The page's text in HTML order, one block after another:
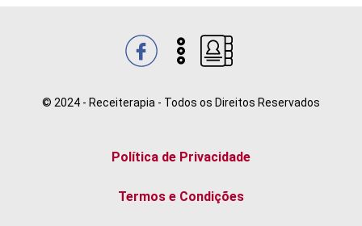
© 2024 - Receiterapia - Todos os Direitos Reservados
Termos e Condições
Política de Privacidade